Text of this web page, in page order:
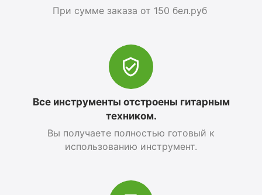
При сумме заказа от 150 бел.руб
Все инструменты отстроены гитарным
техником.
Вы получаете полностью готовый к
использованию инструмент.